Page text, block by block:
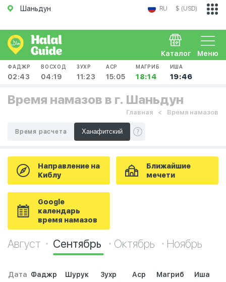
Шаньдун RU $ (USD)
Меню
Каталог
ФАДЖР
02:43
ВОСХОД
04:19
ЗУХР
11:23
АСР
15:05
МАГРИБ
18:14
ИША
19:46
Время намазов в г. Шаньдун
Главная Время намазов
Время расчета
Направление на
Киблу
Ближайшие
мечети
Google
календарь
время намазов
Август Сентябрь Октябрь Ноябрь
Дата Фаджр Шурук Зухр Аср Магриб Иша